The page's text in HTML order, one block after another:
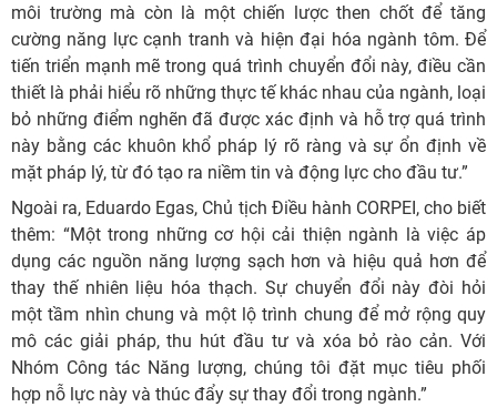
môi trường mà còn là một chiến lược then chốt để tăng
cường năng lực cạnh tranh và hiện đại hóa ngành tôm. Để
tiến triển mạnh mẽ trong quá trình chuyển đổi này, điều cần
thiết là phải hiểu rõ những thực tế khác nhau của ngành, loại
bỏ những điểm nghẽn đã được xác định và hỗ trợ quá trình
này bằng các khuôn khổ pháp lý rõ ràng và sự ổn định về
mặt pháp lý, từ đó tạo ra niềm tin và động lực cho đầu tư.”
Ngoài ra, Eduardo Egas, Chủ tịch Điều hành CORPEI, cho biết
thêm: “Một trong những cơ hội cải thiện ngành là việc áp
dụng các nguồn năng lượng sạch hơn và hiệu quả hơn để
thay thế nhiên liệu hóa thạch. Sự chuyển đổi này đòi hỏi
một tầm nhìn chung và một lộ trình chung để mở rộng quy
mô các giải pháp, thu hút đầu tư và xóa bỏ rào cản. Với
Nhóm Công tác Năng lượng, chúng tôi đặt mục tiêu phối
hợp nỗ lực này và thúc đẩy sự thay đổi trong ngành.”